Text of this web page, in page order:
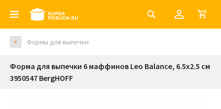
Формы для выпечки
Форма для выпечки 6 маффинов Leo Balance, 6.5х2.5 см
3950547 BergHOFF